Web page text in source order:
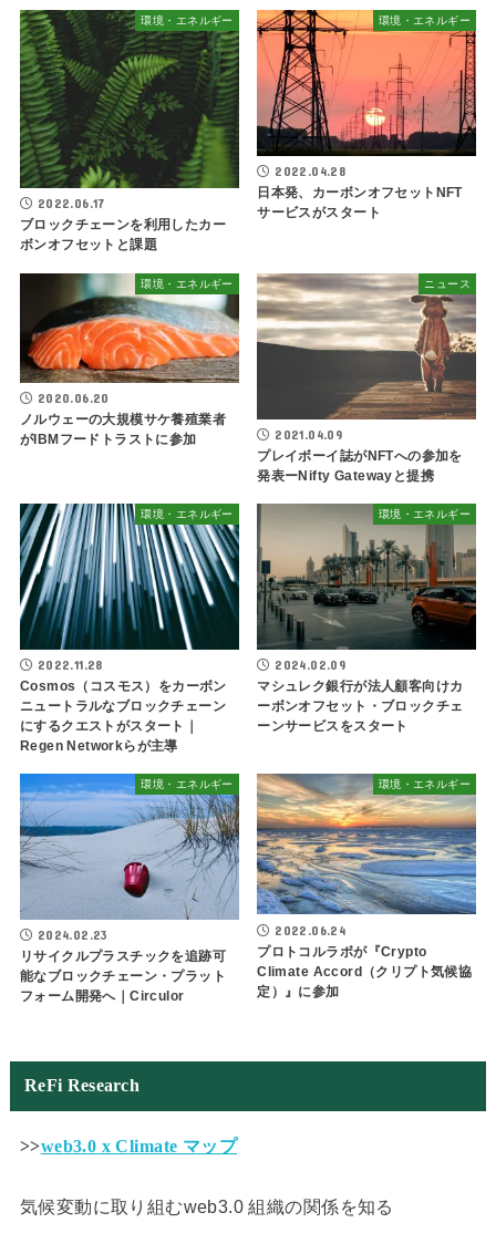
環境・エネルギー
2022.06.17
ブロックチェーンを利用したカー
ボンオフセットと課題
環境・エネルギー
2022.04.28
日本発、カーボンオフセットNFT
サービスがスタート
環境・エネルギー
2020.06.20
ノルウェーの大規模サケ養殖業者
がIBMフードトラストに参加
ニュース
2021.04.09
プレイボーイ誌がNFTへの参加を
発表ーNifty Gatewayと提携
環境・エネルギー
2022.11.28
Cosmos（コスモス）をカーボン
ニュートラルなブロックチェーン
にするクエストがスタート｜
Regen Networkらが主導
環境・エネルギー
2024.02.09
マシュレク銀行が法人顧客向けカ
ーボンオフセット・ブロックチェ
ーンサービスをスタート
環境・エネルギー
2024.02.23
リサイクルプラスチックを追跡可
能なブロックチェーン・プラット
フォーム開発へ｜Circulor
環境・エネルギー
2022.06.24
プロトコルラボが『Crypto
Climate Accord（クリプト気候協
定）』に参加
ReFi Research
>>web3.0 x Climate マップ
気候変動に取り組むweb3.0 組織の関係を知る